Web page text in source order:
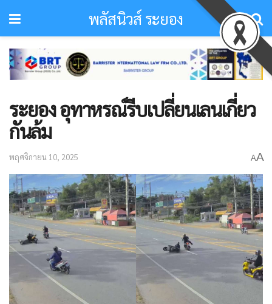
พลัสนิวส์ ระยอง
ระยอง อุทาหรณ์รีบเปลี่ยนเลนเกี่ยว
กันล้ม
พฤศจิกายน 10, 2025 AA